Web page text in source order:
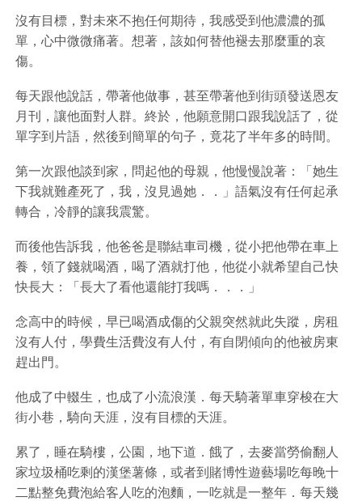
沒有目標，對未來不抱任何期待，我感受到他濃濃的孤
單，心中微微痛著。想著，該如何替他褪去那麼重的哀
傷。
每天跟他說話，帶著他做事，甚至帶著他到街頭發送恩友
月刊，讓他面對人群。終於，他願意開口跟我說話了，從
單字到片語，然後到簡單的句子，竟花了半年多的時間。
第一次跟他談到家，問起他的母親，他慢慢說著：「她生
下我就難產死了，我，沒見過她．．」語氣沒有任何起承
轉合，冷靜的讓我震驚。
而後他告訴我，他爸爸是聯結車司機，從小把他帶在車上
養，領了錢就喝酒，喝了酒就打他，他從小就希望自己快
快長大：「長大了看他還能打我嗎．．．」
念高中的時候，早已喝酒成傷的父親突然就此失蹤，房租
沒有人付，學費生活費沒有人付，有自閉傾向的他被房東
趕出門。
他成了中輟生，也成了小流浪漢．每天騎著單車穿梭在大
街小巷，騎向天涯，沒有目標的天涯。
累了，睡在騎樓，公園，地下道．餓了，去麥當勞偷翻人
家垃圾桶吃剩的漢堡薯條，或者到賭博性遊藝場吃每晚十
二點整免費泡給客人吃的泡麵，一吃就是一整年．每天幾